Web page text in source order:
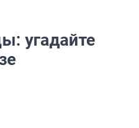
угадайте